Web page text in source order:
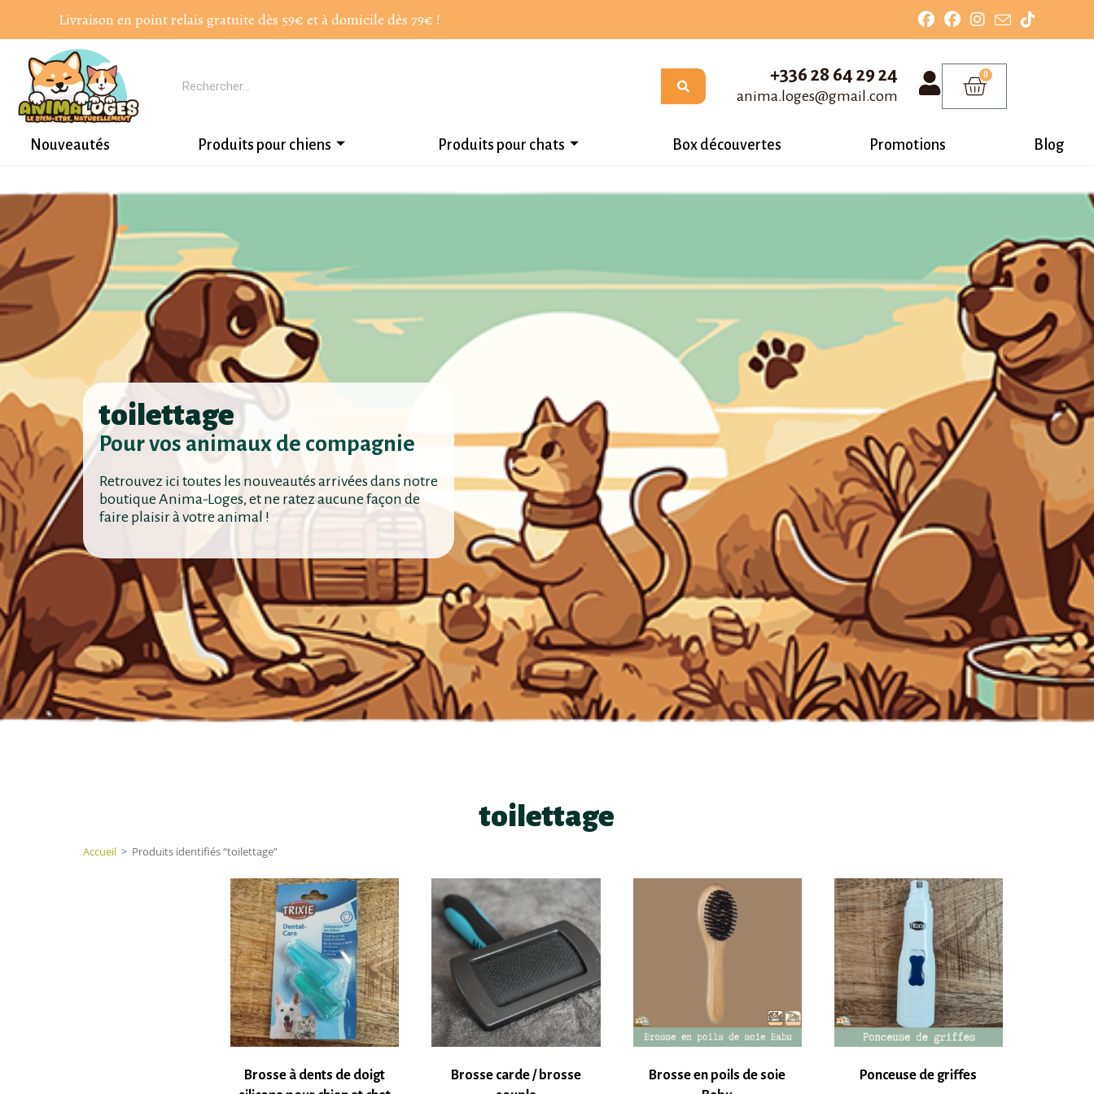
Livraison en point relais gratuite dès 59€ et à domicile dès 79€ !
+336 28 64 29 24
anima.loges@gmail.com
0
Nouveautés Produits pour chiens Produits pour chats Box découvertes Promotions Blog
toilettage
Pour vos animaux de compagnie
Retrouvez ici toutes les nouveautés arrivées dans notre
boutique Anima-Loges, et ne ratez aucune façon de
faire plaisir à votre animal !
toilettage
Accueil > Produits identifiés “toilettage”
Brosse à dents de doigt
Brosse carde / brosse
Brosse en poils de soie
Ponceuse de griffes